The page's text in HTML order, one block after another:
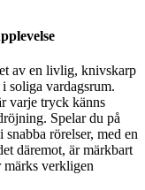
av en livlig, knivskarp
soliga vardagsrum.
varje tryck känns
Spelar du på
rörelser, med en
däremot, är märkbart
märks verkligen